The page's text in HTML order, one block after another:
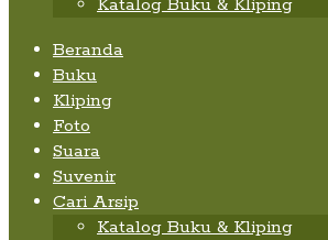
Katalog Buku & Kliping
Beranda
Buku
Kliping
Foto
Suara
Suvenir
Cari Arsip
Katalog Buku & Kliping